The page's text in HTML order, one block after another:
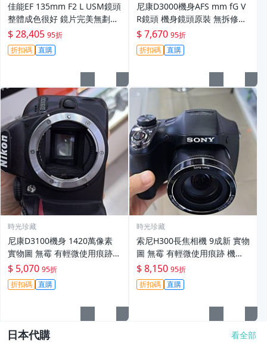
佳能EF 135mm F2 L USM鏡頭
整體成色很好 鏡片完美無劃痕
功能一切正常 無拆修無-3430
$ 28,405 95折
折扣碼 直購
尼康D3000機身AFS mm fG V
R鏡頭 機身鏡頭原裝 無拆修無
翻新 有輕微使用痕跡 鏡頭-34
30
$ 7,670 95折
折扣碼 直購
時光珍藏
尼康D3100機身 1420萬像素
實物圖 無霉 有輕微使用痕跡
機身原裝 無拆修無翻新 臨-34
3
$ 5,070 95折
折扣碼 直購
時光珍藏
索尼H300長焦相機 9成新 實物
圖 無霉 有輕微使用痕跡 機身
鏡頭原裝 無拆修無翻新-3430
$ 8,150 95折
折扣碼 直購
日本代購 看全部